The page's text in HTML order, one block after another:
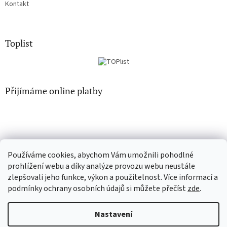
Používáme cookies, abychom Vám umožnili pohodlné
prohlížení webu a díky analýze provozu webu neustále
zlepšovali jeho funkce, výkon a použitelnost. Více informací a
podmínky ochrany osobních údajů si můžete přečístzde.
Nastavení
Kontakt
Toplist
Přijímáme online platby
CD-Soundtrack.cz CD-hudba.cz
Vytvořil Shoptet